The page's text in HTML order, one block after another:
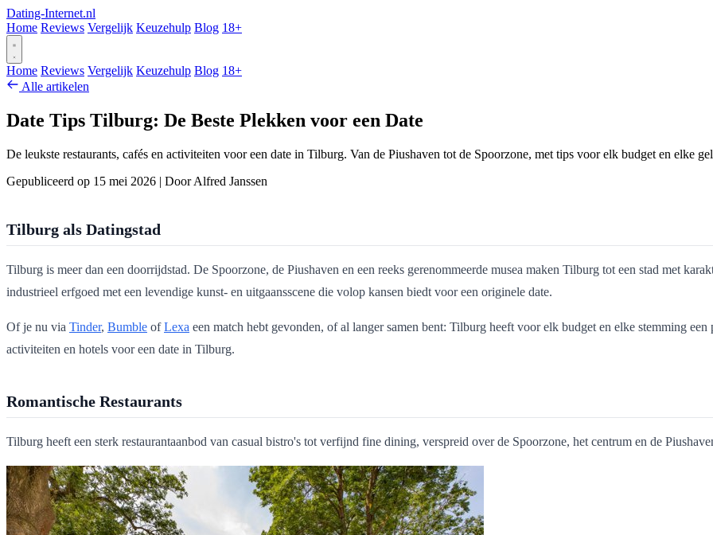
Dating-Internet.nl
Home Reviews Vergelijk Keuzehulp Blog 18+
Home Reviews Vergelijk Keuzehulp Blog 18+
Alle artikelen
Date Tips Tilburg: De Beste Plekken voor een Date
De leukste restaurants, cafés en activiteiten voor een date in Tilburg. Van de Piushaven tot de Spoorzone, met tips voor elk budget en elke
Gepubliceerd op 15 mei 2026 | Door Alfred Janssen
Tilburg als Datingstad
Tilburg is meer dan een doorrijdstad. De Spoorzone, de Piushaven en een reeks gerenommeerde musea maken Tilburg tot een stad met
industrieel erfgoed met een levendige kunst- en uitgaansscene die volop kansen biedt voor een originele date.
Of je nu via Tinder, Bumble ofLexa een match hebt gevonden, of al langer samen bent: Tilburg heeft voor elk budget en elke stemming
activiteiten en hotels voor een date in Tilburg.
Romantische Restaurants
Tilburg heeft een sterk restaurantaanbod van casual bistro's tot verfijnd fine dining, verspreid over de Spoorzone, het centrum en de